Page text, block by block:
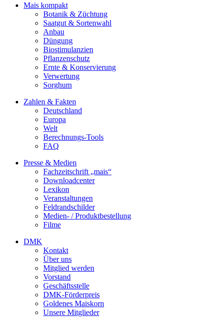
Mais kompakt
Botanik & Züchtung
Saatgut & Sortenwahl
Anbau
Düngung
Biostimulanzien
Pflanzenschutz
Ernte & Konservierung
Verwertung
Sorghum
Zahlen & Fakten
Deutschland
Europa
Welt
Berechnungs-Tools
FAQ
Presse & Medien
Fachzeitschrift „mais“
Downloadcenter
Lexikon
Veranstaltungen
Feldrandschilder
Medien- / Produktbestellung
Filme
DMK
Kontakt
Über uns
Mitglied werden
Vorstand
Geschäftsstelle
DMK-Förderpreis
Goldenes Maiskorn
Unsere Mitglieder